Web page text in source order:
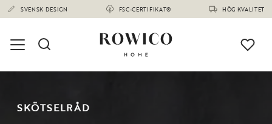
SVENSK DESIGN FSC-CERTIFIKAT® HÖG KVALITET
SKÖTSELRÅD